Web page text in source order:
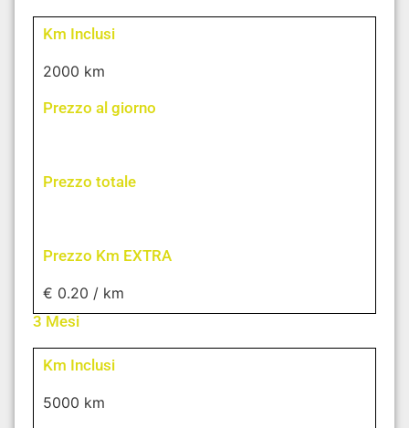
Km Inclusi
2000 km
Prezzo al giorno
Prezzo totale
Prezzo Km EXTRA
€ 0.20 / km
3 Mesi
Km Inclusi
5000 km